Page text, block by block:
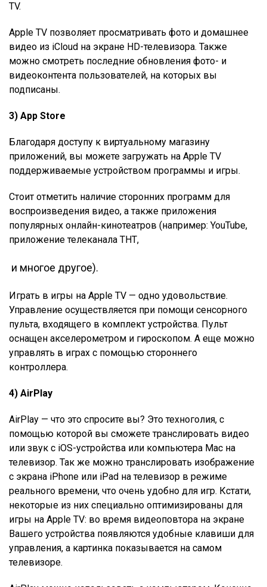
TV.
Apple TV позволяет просматривать фото и домашнее
видео из iCloud на экране HD-телевизора. Также
можно смотреть последние обновления фото- и
видеоконтента пользователей, на которых вы
подписаны.
3) App Store
Благодаря доступу к виртуальному магазину
приложений, вы можете загружать на Apple TV
поддерживаемые устройством программы и игры.
Стоит отметить наличие сторонних программ для
воспроизведения видео, а также приложения
популярных онлайн-кинотеатров (например: YouTube,
приложение телеканала ТНТ,
и многое другое).
Играть в игры на Apple TV — одно удовольствие.
Управление осуществляется при помощи сенсорного
пульта, входящего в комплект устройства. Пульт
оснащен акселерометром и гироскопом. А еще можно
управлять в играх с помощью стороннего
контроллера.
4) AirPlay
AirPlay — что это спросите вы? Это техноголия, с
помощью которой вы сможете транслировать видео
или звук с iOS-устройства или компьютера Mac на
телевизор. Так же можно транслировать изображение
с экрана iPhone или iPad на телевизор в режиме
реального времени, что очень удобно для игр. Кстати,
некоторые из них специально оптимизированы для
игры на Apple TV: во время видеоповтора на экране
Вашего устройства появляются удобные клавиши для
управления, а картинка показывается на самом
телевизоре.